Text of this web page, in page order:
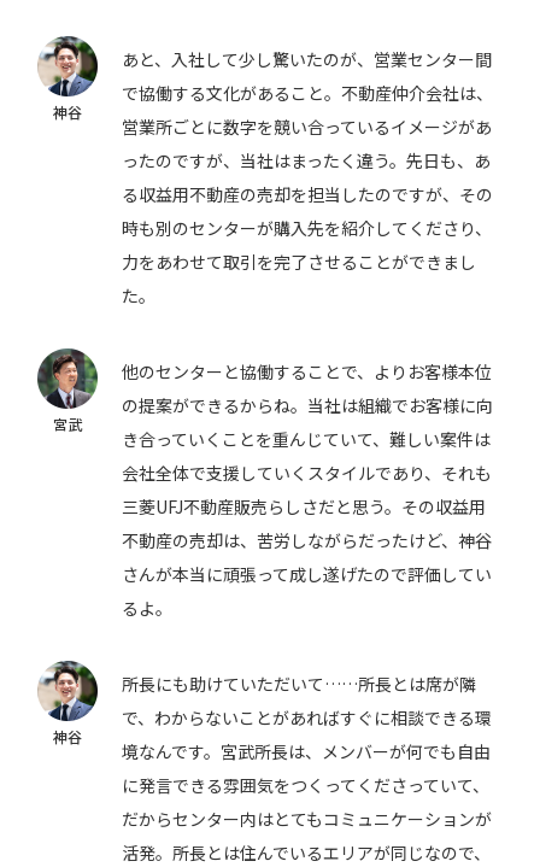
神谷
あと、入社して少し驚いたのが、営業センター間
で協働する文化があること。不動産仲介会社は、
営業所ごとに数字を競い合っているイメージがあ
ったのですが、当社はまったく違う。先日も、あ
る収益用不動産の売却を担当したのですが、その
時も別のセンターが購入先を紹介してくださり、
力をあわせて取引を完了させることができまし
た。
宮武
他のセンターと協働することで、よりお客様本位
の提案ができるからね。当社は組織でお客様に向
き合っていくことを重んじていて、難しい案件は
会社全体で支援していくスタイルであり、それも
三菱UFJ不動産販売らしさだと思う。その収益用
不動産の売却は、苦労しながらだったけど、神谷
さんが本当に頑張って成し遂げたので評価してい
るよ。
神谷
所長にも助けていただいて……所長とは席が隣
で、わからないことがあればすぐに相談できる環
境なんです。宮武所長は、メンバーが何でも自由
に発言できる雰囲気をつくってくださっていて、
だからセンター内はとてもコミュニケーションが
活発。所長とは住んでいるエリアが同じなので、